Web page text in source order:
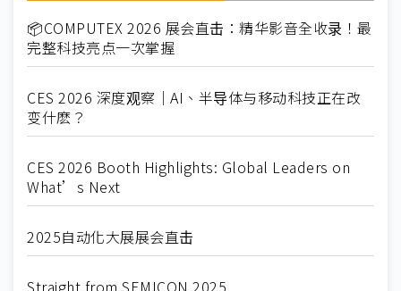
📦COMPUTEX 2026 展会直击：精华影音全收录！最
完整科技亮点一次掌握
CES 2026 深度观察｜AI、半导体与移动科技正在改
变什麽？
CES 2026 Booth Highlights: Global Leaders on
What’s Next
2025自动化大展展会直击